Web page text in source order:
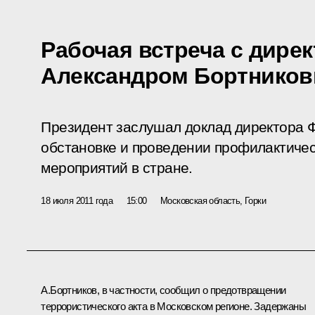
Рабочая встреча с
Александром
Президент заслушал доклад директора
обстановке и проведении
мероприятий в стране.
18 июля 2011 года 15:00 Московская область, Горки
А.Бортников, в частности, сообщил о предотвращении
террористического акта в Московском регионе. Задержаны